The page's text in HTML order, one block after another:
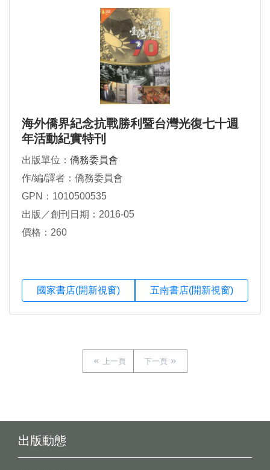
海外僑界紀念抗戰勝利暨台灣光復七十週
年活動紀實特刊
出版單位： 僑務委員會
作/編/譯者：僑務委員會
GPN：1010500535
出版／創刊日期：2016-05
價格：260
國家書店(開新視窗) 五南書店(開新視窗)
上一頁 下一頁
出版動態